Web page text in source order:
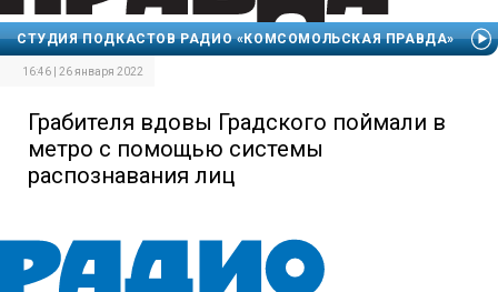
СТУДИЯ ПОДКАСТОВ РАДИО «КОМСОМОЛЬСКАЯ ПРАВДА»
16:46 | 26 января 2022
Грабителя вдовы Градского поймали в
метро с помощью системы
распознавания лиц